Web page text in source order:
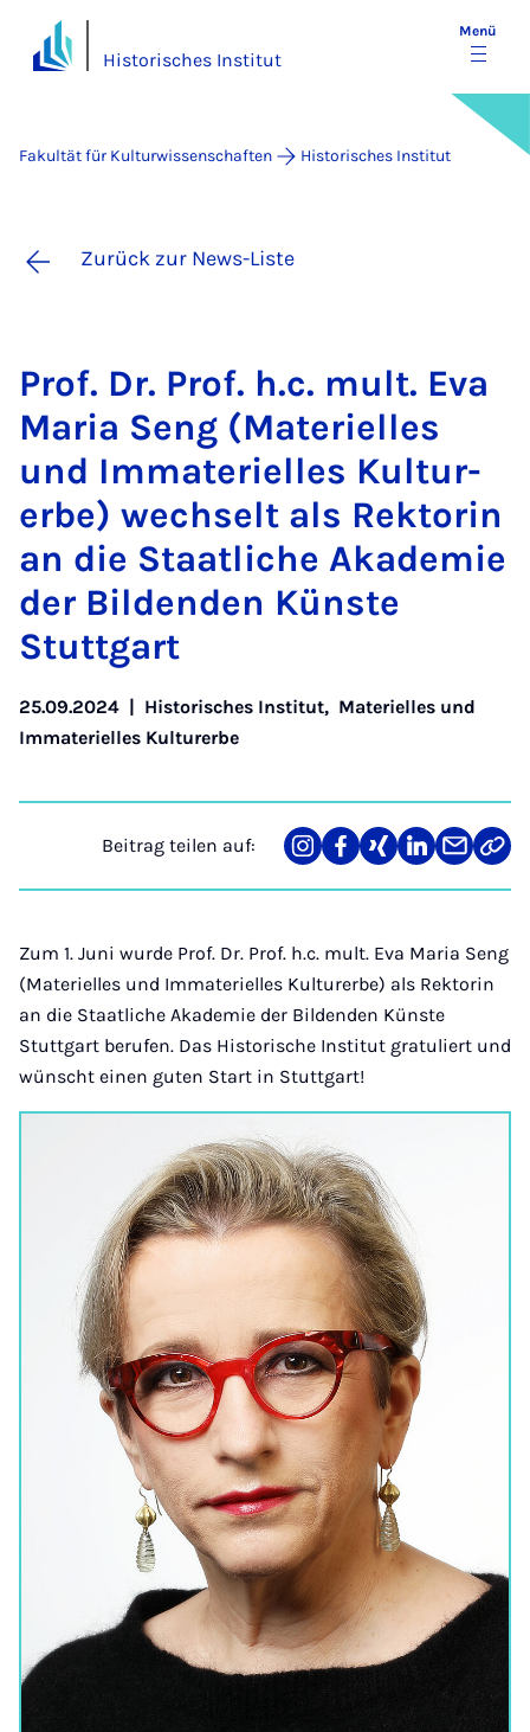
Historisches Institut
Menü
Fakultät für Kulturwissenschaften Historisches Institut
Zurück zur News-Liste
Prof. Dr. Prof. h.c. mult. Eva
Ma­ria Seng (Ma­te­ri­el­les
und Im­ma­te­ri­el­les Kul­tur­
er­be) wech­selt als Rek­to­rin
an die Staat­li­che Aka­de­mie
der Bil­den­den Küns­te
Stutt­gart
25.09.2024 | Historisches Institut, Materielles und
Immaterielles Kulturerbe
Beitrag teilen auf:
Teilen
auf
Teilen
auf
Teilen
auf
Teilen
auf
Teilen
über
Mail
Link
Zum 1. Juni wurde Prof. Dr. Prof. h.c. mult. Eva Maria Seng
(Materielles und Immaterielles Kulturerbe) als Rektorin
an die Staatliche Akademie der Bildenden Künste
Stuttgart berufen. Das Historische Institut gratuliert und
wünscht einen guten Start in Stuttgart!